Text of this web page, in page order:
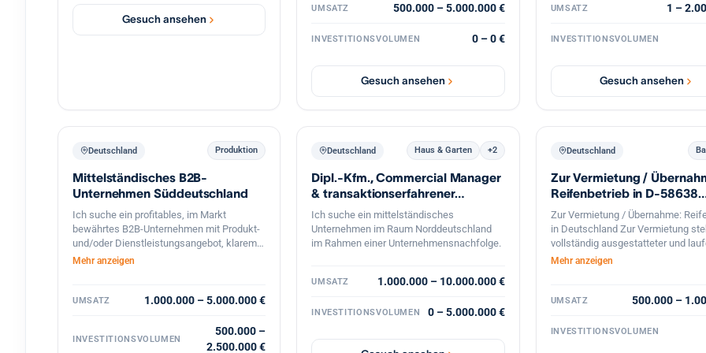
stabile Umsätze sicherzustellen. Der
oder Unternehmer im Reifen- und Kfz-
Weitere Informationen erfolgen
Vertraulichkeitsvereinbarung.
Gesuch ansehen
Kundenbasis, qualifizierten Mitarbeitern
Besonders interessant sind Unternehmen
und Installationstechnik Industrieelektrik
Schaltschrankbau
Automatisierungstechnik Energie- und
Weiterführung und Weiterentwicklung des
Unternehmens an. Auch
Nachfolgesituationen oder strategische
Übergaben sind willkommen. Gesucht
Mitarbeitern Umsatz zwischen 500.000 €
und 5 Mio. € Standort in Deutschland PLZ-
Bereich 6–9
UMSATZ 500.000 – 5.000.000 €
INVESTITIONSVOLUMEN 0 – 0 €
Gesuch ansehen
UMSATZ 1 –
INVESTITIONSVOLUMEN
Gesuch ansehen
Deutschland Produktion
Mittelständisches B2B-
Unternehmen Süddeutschland
Ich suche ein profitables, im Markt
bewährtes B2B-Unternehmen mit Produkt-
und/oder Dienstleistungsangebot, klarem
Nutzen für Kunden und stabilen
deutschsprachige Schweiz, technische
Unternehmensgröße. Gesucht wird eine
Mehr anzeigen
UMSATZ 1.000.000 – 5.000.000 €
INVESTITIONSVOLUMEN
500.000 –
2.500.000 €
Deutschland Haus & Garten +2
Dipl.-Kfm., Commercial Manager
& transaktionserfahrener
Gründer sucht Nachfolge
Ich suche ein mittelständisches
Unternehmen im Raum Norddeutschland
im Rahmen einer Unternehmensnachfolge.
UMSATZ 1.000.000 – 10.000.000 €
INVESTITIONSVOLUMEN 0 – 5.000.000 €
Deutschland
Zur Vermietung /
Reifenbetrieb in D-58638
Iserlohn
Zur Vermietung / Übernahme:
in Deutschland Zur Vermietung
vollständig ausgestatteter und
betriebener Reifenbetrieb mit fester
spezialisiert auf den
Lkw. Die Werkstatt ist komplett
Mehr anzeigen
UMSATZ 500.000 –
INVESTITIONSVOLUMEN